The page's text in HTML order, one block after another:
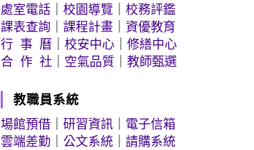
處室電話 ｜校園導覽 ｜校務評鑑
課表查詢 ｜課程計畫 ｜資優教育
行 事 曆 ｜校安中心 ｜修繕中心
合 作 社
空氣品質 ｜教師甄選
教職員系統
場館預借 ｜研習資訊
電子信箱
雲端差勤 ｜公文系統 ｜請購系統